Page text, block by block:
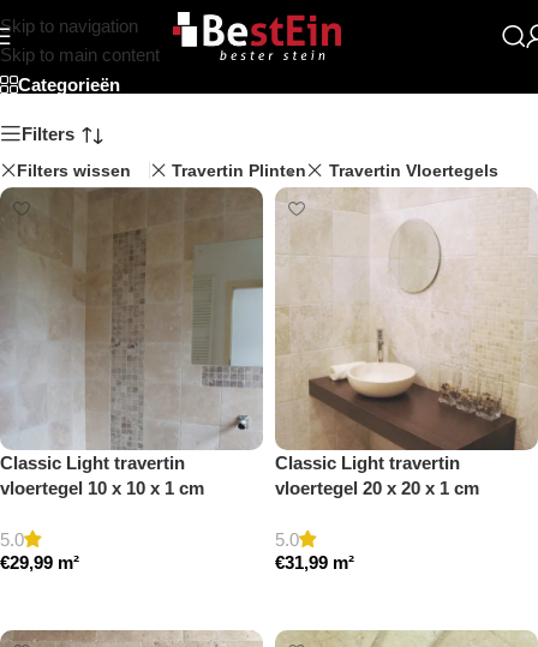
Skip to navigation
Skip to main content
Beststein
Categorieën
Filters
Filters wissen Travertin Plinten Travertin Vloertegels
Classic Light travertin
vloertegel 10 x 10 x 1 cm
5.0
€29,99 m²
Classic Light travertin
vloertegel 20 x 20 x 1 cm
5.0
€31,99 m²